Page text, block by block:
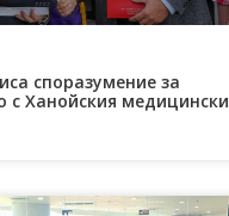
споразумение за
с Ханойския медицински